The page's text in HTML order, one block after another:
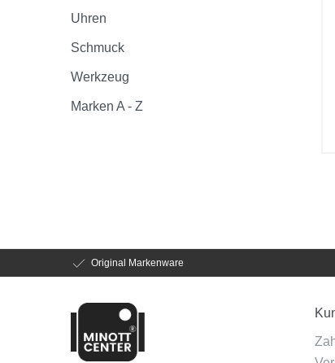
Uhren
Schmuck
Werkzeug
Marken A - Z
Original Markenware